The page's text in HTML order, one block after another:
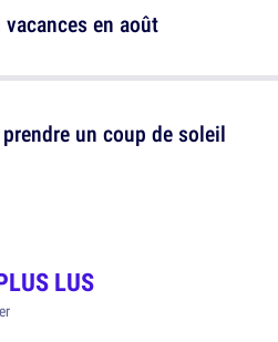
en août
un coup de soleil
LUS